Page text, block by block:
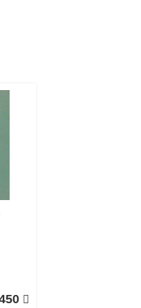
части унитаза.
отверстия.